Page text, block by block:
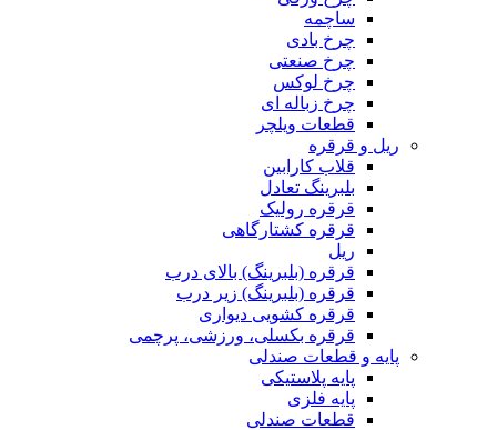
ساچمه
چرخ بادی
چرخ صنعتی
چرخ لوکس
چرخ زباله ای
قطعات ویلچر
ریل و قرقره
قلاب کارابین
بلبرینگ تعادل
قرقره رولیک
قرقره کشتارگاهی
ریل
قرقره (بلبرینگ) بالای درب
قرقره (بلبرینگ) زیر درب
قرقره کشویی دیواری
قرقره بکسلی، ورزشی، پرچمی
پایه و قطعات صندلی
پایه پلاستیکی
پایه فلزی
قطعات صندلی